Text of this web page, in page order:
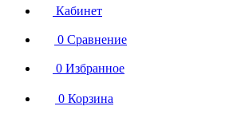
Кабинет
0 Сравнение
0 Избранное
0 Корзина